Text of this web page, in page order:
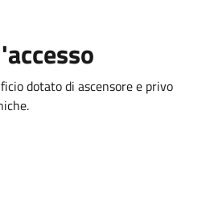
dotato di ascensore e privo